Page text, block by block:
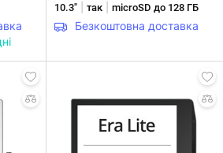
10.3" так microSD до 128 ГБ
Безкоштовна доставка